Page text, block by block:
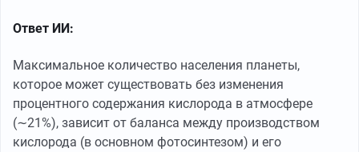
Ответ ИИ:
Максимальное количество населения планеты,
которое может существовать без изменения
процентного содержания кислорода в атмосфере
(∼21%), зависит от баланса между производством
кислорода (в основном фотосинтезом) и его